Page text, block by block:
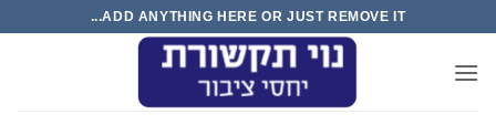
content
ADD ANYTHING HERE OR JUST REMOVE IT...